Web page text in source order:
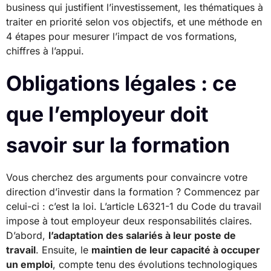
business qui justifient l’investissement, les thématiques à
traiter en priorité selon vos objectifs, et une méthode en
4 étapes pour mesurer l’impact de vos formations,
chiffres à l’appui.
Obligations légales : ce
que l’employeur doit
savoir sur la formation
Vous cherchez des arguments pour convaincre votre
direction d’investir dans la formation ? Commencez par
celui-ci : c’est la loi. L’article L6321-1 du Code du travail
impose à tout employeur deux responsabilités claires.
D’abord, l’adaptation des salariés à leur poste de
travail. Ensuite, le maintien de leur capacité à occuper
un emploi, compte tenu des évolutions technologiques